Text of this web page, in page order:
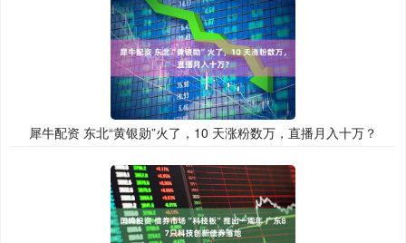
犀牛配资 东北“黄银勋”火了，10 天涨粉数万，直播月入十万？